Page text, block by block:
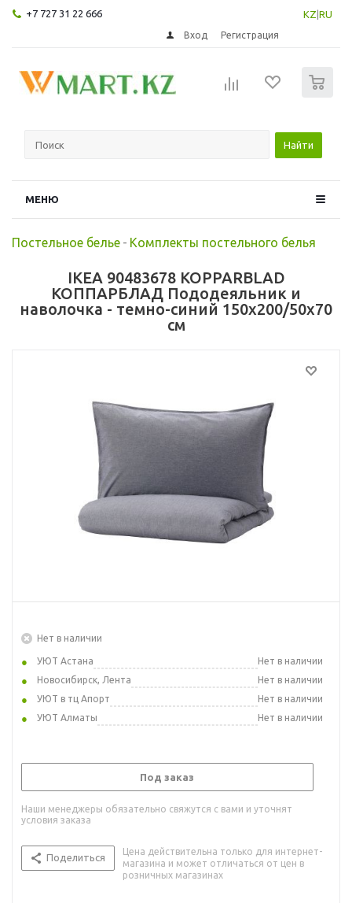
+7 727 31 22 666 KZ RU
Вход Регистрация
Найти
МЕНЮ
Постельное белье - Комплекты постельного белья
IKEA 90483678 KOPPARBLAD
КОППАРБЛАД Пододеяльник и
наволочка - темно-синий 150x200/50x70
см
Нет в наличии
УЮТ Астана
Нет в наличии
Новосибирск, Лента
Нет в наличии
УЮТ в тц Апорт
Нет в наличии
УЮТ Алматы
Нет в наличии
Под заказ
Наши менеджеры обязательно свяжутся с вами и уточнят
условия заказа
Поделиться
Цена действительна только для интернет-
магазина и может отличаться от цен в
розничных магазинах